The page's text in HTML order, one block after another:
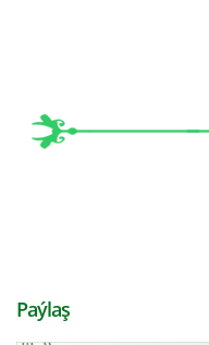
Paýlaş